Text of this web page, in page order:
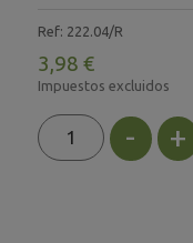
Ref: 222.04/R
3,98 €
Impuestos excluidos
- +